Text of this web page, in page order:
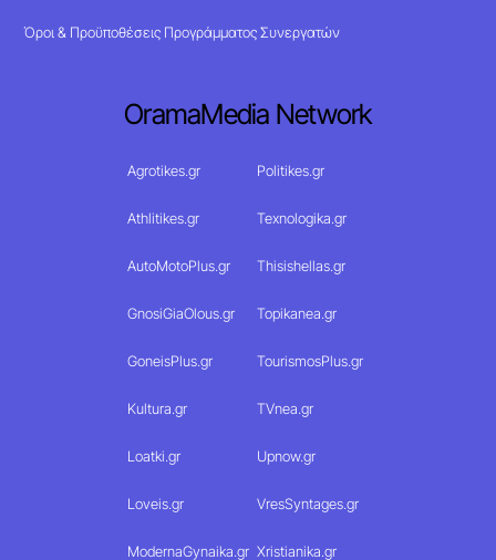
Όροι & Προϋποθέσεις Προγράμματος Συνεργατών
OramaMedia Network
Agrotikes.gr Politikes.gr
Athlitikes.gr Texnologika.gr
AutoMotoPlus.gr Thisishellas.gr
GnosiGiaOlous.gr Topikanea.gr
GoneisPlus.gr TourismosPlus.gr
Kultura.gr TVnea.gr
Loatki.gr Upnow.gr
Loveis.gr VresSyntages.gr
ModernaGynaika.gr Xristianika.gr